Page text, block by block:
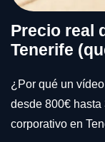
Precio real
Tenerife
¿Por qué un
desde 800€
corporativo en